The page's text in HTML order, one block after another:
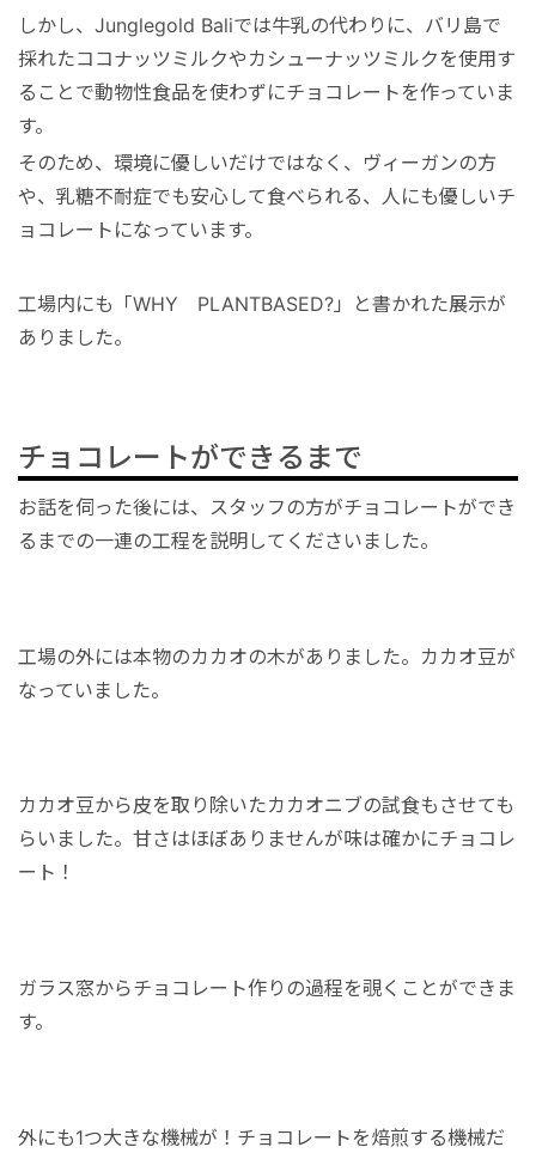
しかし、Junglegold Baliでは牛乳の代わりに、バリ島で
採れたココナッツミルクやカシューナッツミルクを使用す
ることで動物性食品を使わずにチョコレートを作っていま
す。
そのため、環境に優しいだけではなく、ヴィーガンの方
や、乳糖不耐症でも安心して食べられる、人にも優しいチ
ョコレートになっています。
工場内にも「WHY PLANTBASED?」と書かれた展示が
ありました。
チョコレートができるまで
お話を伺った後には、スタッフの方がチョコレートができ
るまでの一連の工程を説明してくださいました。
工場の外には本物のカカオの木がありました。カカオ豆が
なっていました。
カカオ豆から皮を取り除いたカカオニブの試食もさせても
らいました。甘さはほぼありませんが味は確かにチョコレ
ート！
ガラス窓からチョコレート作りの過程を覗くことができま
す。
外にも1つ大きな機械が！チョコレートを焙煎する機械だ